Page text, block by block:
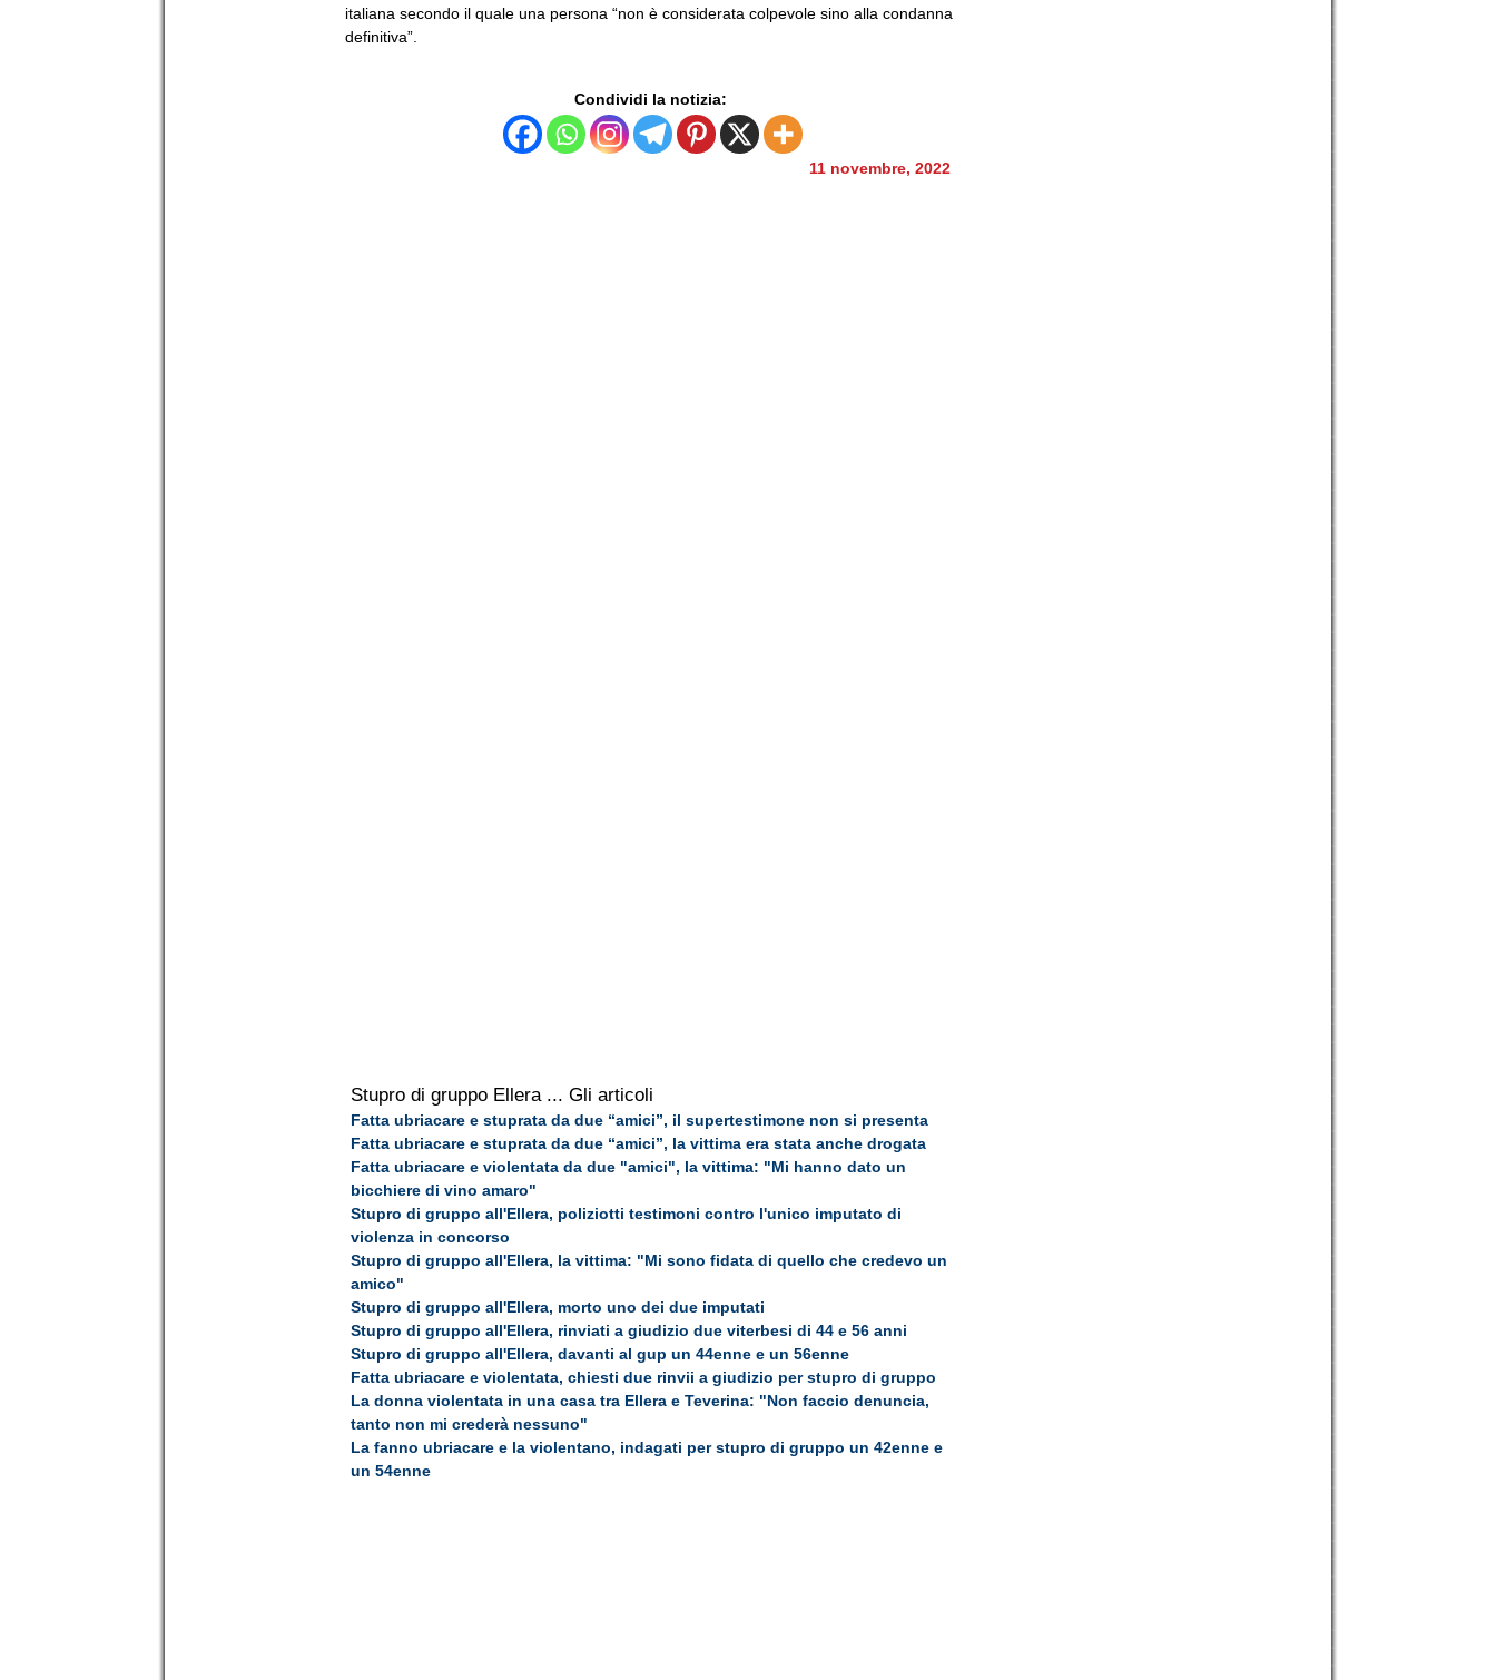
italiana secondo il quale una persona “non è considerata colpevole sino alla condanna
definitiva”.
Condividi la notizia:
11 novembre, 2022
Stupro di gruppo Ellera ... Gli articoli
Fatta ubriacare e stuprata da due “amici”, il supertestimone non si presenta
Fatta ubriacare e stuprata da due “amici”, la vittima era stata anche drogata
Fatta ubriacare e violentata da due "amici", la vittima: "Mi hanno dato un
bicchiere di vino amaro"
Stupro di gruppo all'Ellera, poliziotti testimoni contro l'unico imputato di
violenza in concorso
Stupro di gruppo all'Ellera, la vittima: "Mi sono fidata di quello che credevo un
amico"
Stupro di gruppo all'Ellera, morto uno dei due imputati
Stupro di gruppo all'Ellera, rinviati a giudizio due viterbesi di 44 e 56 anni
Stupro di gruppo all'Ellera, davanti al gup un 44enne e un 56enne
Fatta ubriacare e violentata, chiesti due rinvii a giudizio per stupro di gruppo
La donna violentata in una casa tra Ellera e Teverina: "Non faccio denuncia,
tanto non mi crederà nessuno"
La fanno ubriacare e la violentano, indagati per stupro di gruppo un 42enne e
un 54enne